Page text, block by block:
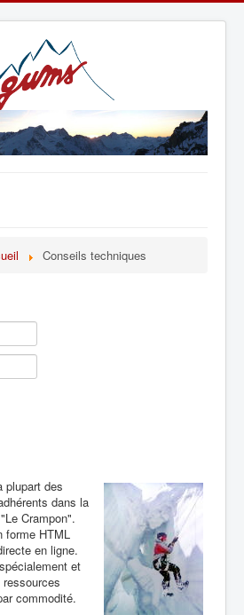
Conseils techniques
plupart des
dans la
Crampon".
HTML
en ligne.
et
commodité.